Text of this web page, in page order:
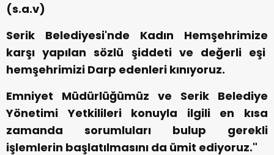
(s.a.v)
Serik Belediyesi'nde Kadın Hemşehrimize
karşı yapılan sözlü şiddeti ve değerli eşi
hemşehrimizi Darp edenleri kınıyoruz.
Emniyet Müdürlüğümüz ve Serik Belediye
Yönetimi Yetkilileri konuyla ilgili en kısa
zamanda sorumluları bulup gerekli
işlemlerin başlatılmasını da ümit ediyoruz."